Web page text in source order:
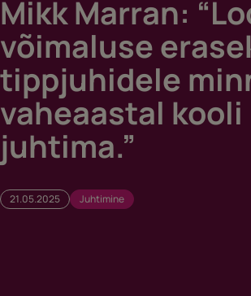
Mikk Marran:
võimaluse
tippjuhidele
vaheaastal kooli
juhtima.”
21.05.2025 Juhtimine